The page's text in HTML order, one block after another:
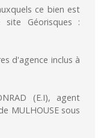
ce bien est
Géorisques :
d'agence inclus à
(E.I), agent
MULHOUSE sous